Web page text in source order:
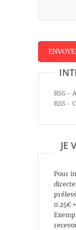
RSS -
RSS -
JE
Pour
0.25€